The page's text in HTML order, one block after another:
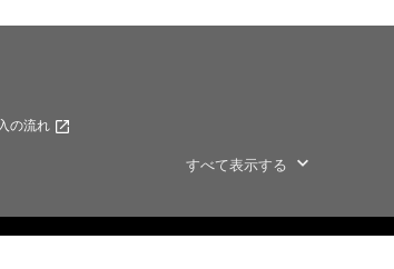
の流れ
すべて表示する